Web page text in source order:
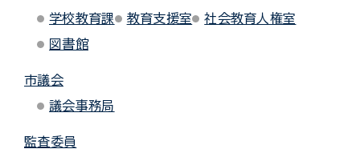
学校教育課
教育支援室
社会教育人権室
図書館
市議会
議会事務局
監査委員